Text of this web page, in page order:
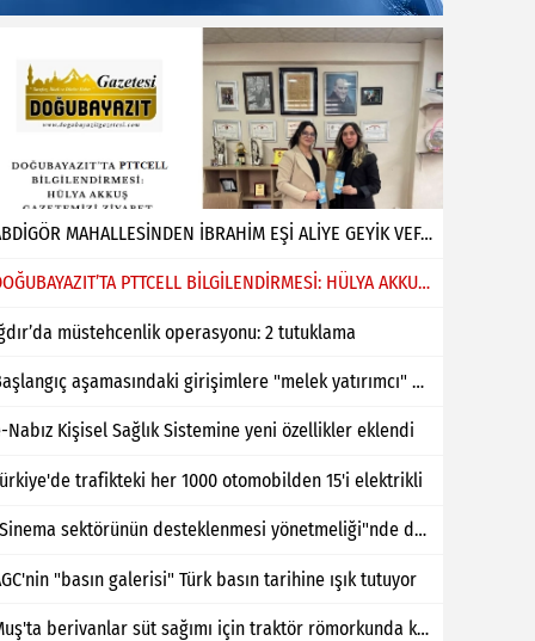
ABDİGÖR MAHALLESİNDEN İBRAHİM EŞİ ALİYE GEYİK VEFAT ETMİŞTİR
DOĞUBAYAZIT’TA PTTCELL BİLGİLENDİRMESİ: HÜLYA AKKUŞ GAZETEMİZİ ZİYARET ETTİ
müstehcenlik operasyonu: 2 tutuklama
Başlangıç aşamasındaki girişimlere "melek yatırımcı" desteği
Nabız Kişisel Sağlık Sistemine yeni özellikler eklendi
trafikteki her 1000 otomobilden 15'i elektrikli
"Sinema sektörünün desteklenmesi yönetmeliği"nde değişiklik yapıldı
"basın galerisi" Türk basın tarihine ışık tutuyor
Muş'ta berivanlar süt sağımı için traktör römorkunda kilometrelerce yol kat ediyor